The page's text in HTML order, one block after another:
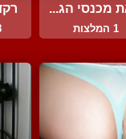
מכנסי הג...
1 המלצות